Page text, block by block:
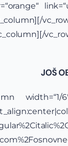
JOŠ